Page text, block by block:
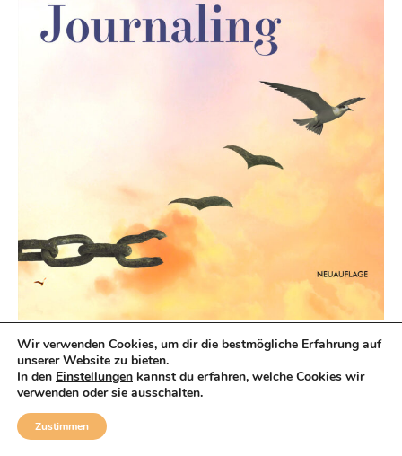
Liebe Leserin, lieber Leser! Willst Du Deinen eigenen Weg
endlich ganz Du selbst sein? Dann kann Dir
Entfessle Dein Selbst durch Journaling
Wir verwenden Cookies, um dir die bestmögliche Erfahrung auf
unserer Website zu bieten.
In den Einstellungen kannst du erfahren, welche Cookies wir
verwenden oder sie ausschalten.
Zustimmen